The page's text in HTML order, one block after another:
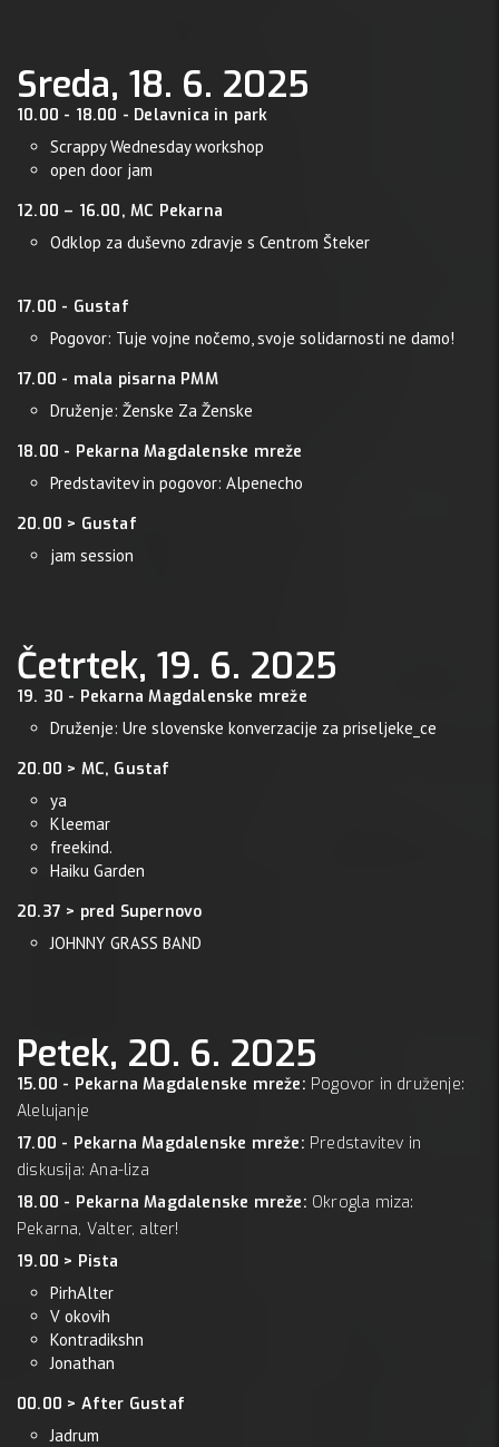
Sreda, 18. 6. 2025
10.00 - 18.00 - Delavnica in park
Scrappy Wednesday workshop
open door jam
12.00 – 16.00, MC Pekarna
Odklop za duševno zdravje s Centrom Šteker
17.00 - Gustaf
Pogovor: Tuje vojne nočemo, svoje solidarnosti ne damo!
17.00 - mala pisarna PMM
Druženje: Ženske Za Ženske
18.00 - Pekarna Magdalenske mreže
Predstavitev in pogovor: Alpenecho
20.00 > Gustaf
jam session
Četrtek, 19. 6. 2025
19. 30 - Pekarna Magdalenske mreže
Druženje: Ure slovenske konverzacije za priseljeke_ce
20.00 > MC, Gustaf
ya
Kleemar
freekind.
Haiku Garden
20.37 > pred Supernovo
JOHNNY GRASS BAND
Petek, 20. 6. 2025
15.00 - Pekarna Magdalenske mreže: Pogovor in druženje:
Alelujanje
17.00 - Pekarna Magdalenske mreže: Predstavitev in
diskusija: Ana-liza
18.00 - Pekarna Magdalenske mreže: Okrogla miza:
Pekarna, Valter, alter!
19.00 > Pista
PirhAlter
V okovih
Kontradikshn
Jonathan
00.00 > After Gustaf
Jadrum